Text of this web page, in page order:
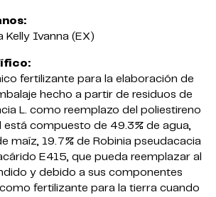
Kelly Ivanna (EX)
fertilizante para la elaboración de
hecho a partir de residuos de
L. como reemplazo del poliestireno
está compuesto de 49.3% de agua,
maíz, 19.7% de Robinia pseudacacia
E415, que pueda reemplazar al
y debido a sus componentes
fertilizante para la tierra cuando